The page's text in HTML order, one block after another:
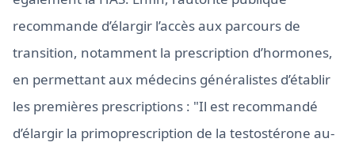
recommande d’élargir l’accès aux parcours de
transition, notamment la prescription d’hormones,
en permettant aux médecins généralistes d’établir
les premières prescriptions : "Il est recommandé
d’élargir la primoprescription de la testostérone au-